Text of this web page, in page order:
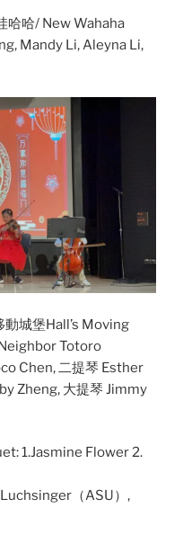
哈哈/ New Wahaha
Mandy Li, Aleyna Li,
城堡Hall’s Moving
Totoro
Chen, 二提琴 Esther
Zheng, 大提琴 Jimmy
1.Jasmine Flower 2.
（ASU）,